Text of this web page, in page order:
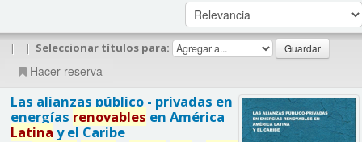
| | Seleccionar títulos para:
Hacer reserva
Las alianzas público - privadas en
energías renovables en América
Latina y el Caribe